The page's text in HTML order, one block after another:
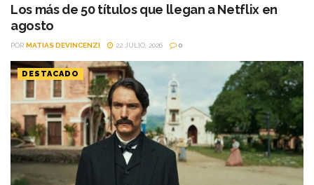
película de terror psicológico y el esperado regreso de...
Los más de 50 títulos que llegan a Netflix en
agosto
POR MATIAS DEVINCENZI 22 JULIO, 2026 0
DESTACADO